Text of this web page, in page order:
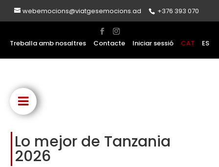
webemocions@viatgesemocions.ad +376 393 070
Treballa amb nosaltres Contacte Iniciar sessió CAT ES
Lo mejor de Tanzania
2026